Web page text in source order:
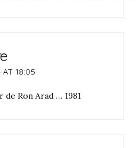
18:05
de Ron Arad … 1981